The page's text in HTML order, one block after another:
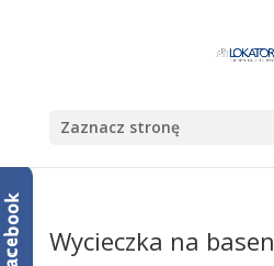
Zaznacz stronę
Wycieczka na basen